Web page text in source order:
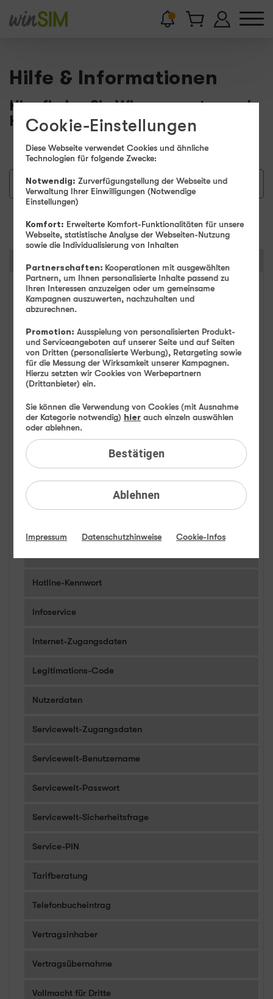
Hilfe & Informationen
Hier finden Sie Wissenswertes und
Hilfestellungen.
Suchen
FAQ: Am häufigsten gesucht
Festnetz-Geräte
Kundendaten
Adresse
Bankdaten
Cookie-Einstellungen
Hotline-Kennwort
Infoservice
Internet-Zugangsdaten
Legitimations-Code
Nutzerdaten
Servicewelt-Zugangsdaten
Servicewelt-Benutzername
Servicewelt-Passwort
Servicewelt-Sicherheitsfrage
Service-PIN
Tarifberatung
Telefonbucheintrag
Vertragsinhaber
Vertragsübernahme
Vollmacht für Dritte
Cookie-Einstellungen
Diese Webseite verwendet Cookies und ähnliche
Technologien für folgende Zwecke:
Notwendig: Zurverfügungstellung der Webseite und
Verwaltung Ihrer Einwilligungen (Notwendige
Einstellungen)
Komfort: Erweiterte Komfort-Funktionalitäten für unsere
Webseite, statistische Analyse der Webseiten-Nutzung
sowie die Individualisierung von Inhalten
Partnerschaften: Kooperationen mit ausgewählten
Partnern, um Ihnen personalisierte Inhalte passend zu
Ihren Interessen anzuzeigen oder um gemeinsame
Kampagnen auszuwerten, nachzuhalten und
abzurechnen.
Promotion: Ausspielung von personalisierten Produkt-
und Serviceangeboten auf unserer Seite und auf Seiten
von Dritten (personalisierte Werbung), Retargeting sowie
für die Messung der Wirksamkeit unserer Kampagnen.
Hierzu setzten wir Cookies von Werbepartnern
(Drittanbieter) ein.
Ablehnen
Sie können die Verwendung von Cookies (mit Ausnahme
der Kategorie notwendig) hier auch einzeln auswählen
oder ablehnen.
Bestätigen
Impressum Datenschutzhinweise Cookie-Infos